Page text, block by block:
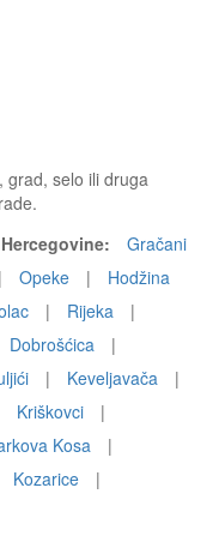
grad, selo ili druga
Gračani
| Opeke |
Hodžina
| Rijeka
|
Dobrošćica
|
| Keveljavača
|
Kriškovci
|
Kosa
|
Kozarice
|